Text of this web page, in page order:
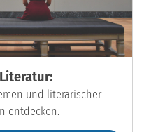
und literarischer
entdecken.